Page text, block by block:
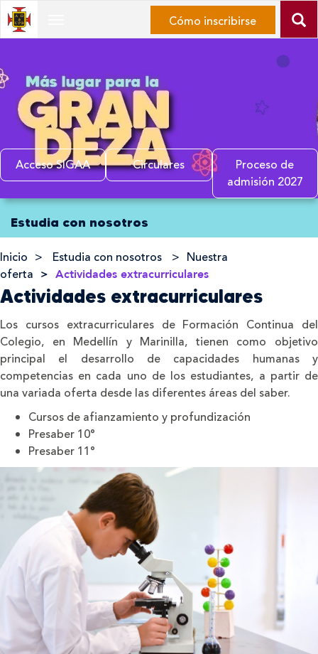
al
contenido
Ir
al
menú
navegación
al
mapa
sitio
Navegación
Cómo inscribirse
Acceso SIGAA Circulares
Proceso de
admisión 2027
Inicio
del
contenido
principal
Estudia con nosotros
Inicio Estudia con nosotros
Nuestra
oferta
Actividades extracurriculares
Actividades extracurriculares
Los cursos extracurriculares de Formación Continua del
Colegio, en Medellín y Marinilla, tienen como objetivo
principal el desarrollo de capacidades humanas y
competencias en cada uno de los estudiantes, a partir de
una variada oferta desde las diferentes áreas del saber.
Cursos de afianzamiento y profundización
Presaber 10°
Presaber 11°